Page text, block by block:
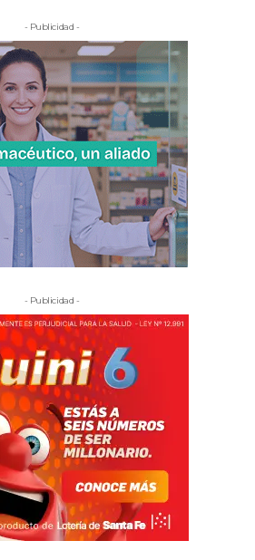
- Publicidad -
- Publicidad -